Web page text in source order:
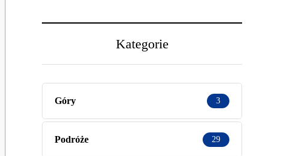
Kategorie
Góry 3
Podróże 29